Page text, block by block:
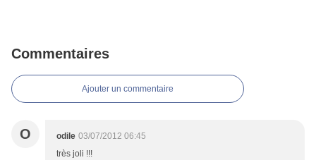
Commentaires
Ajouter un commentaire
O odile 03/07/2012 06:45
très joli !!!